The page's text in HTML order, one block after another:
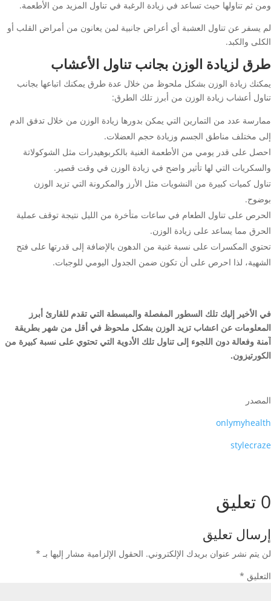
ومن ثم تناولها حيث تساعد في زيادة الرغبة في تناول المزيد من الأطعمة.
لم يسفر عن تناول العشبة أي أعراض جانبية لمن يعانون من أمراض القلب أو
الكلى والكبد.
طرق لزيادة الوزن بجانب تناول الأعشاب
يمكنك زيادة الوزن بشكل ملحوظ من خلال عدة طرق يمكنك اتباعها بجانب
تناول أعشاب زيادة الوزن من أبرز تلك الطرق:
ممارسة عدد من التمارين التي يمكن بدورها زيادة الوزن من خلال تدفق الدم
إلى مختلف مناطق الجسم وزيادة حجم العضلات.
احصل على قدر يومي من الأطعمة الغنية بالكربوهيدرات مثل الشوكولاتة
والسكريات التي لها تأثير واضح في زيادة الوزن في وقت قصير.
تناول كميات كبيرة من النشويات مثل الأرز والمكرونة التي تزيد الوزن
بوضوح.
الحرص على تناول الطعام في ساعات متأخرة من الليل نتيجة توقف عملية
الحرق مما يساعد على زيادة الوزن.
تحتوي المكسرات على نسبة غنية من الدهون بالإضافة إلى قدرتها على فتح
الشهية، لذا احرص على أن تكون ضمن الجدول اليومي للوجبات.
في الأخير إليك تلك السطور المفصلة والمبسطة التي تقدم للقارئ أبرز
المعلومات عن اعشاب تزيد الوزن بشكل ملحوظ في أقل من شهر بطريقة
آمنة وفعالة دون اللجوء إلى تناول تلك الأدوية التي تحتوي على نسبة كبيرة من
الكورتيزون.
المصدر
onlymyhealth
stylecraze
0 تعليق
إرسال تعليق
لن يتم نشر عنوان بريدك الإلكتروني. الحقول الإلزامية مشار إليها بـ *
التعليق *